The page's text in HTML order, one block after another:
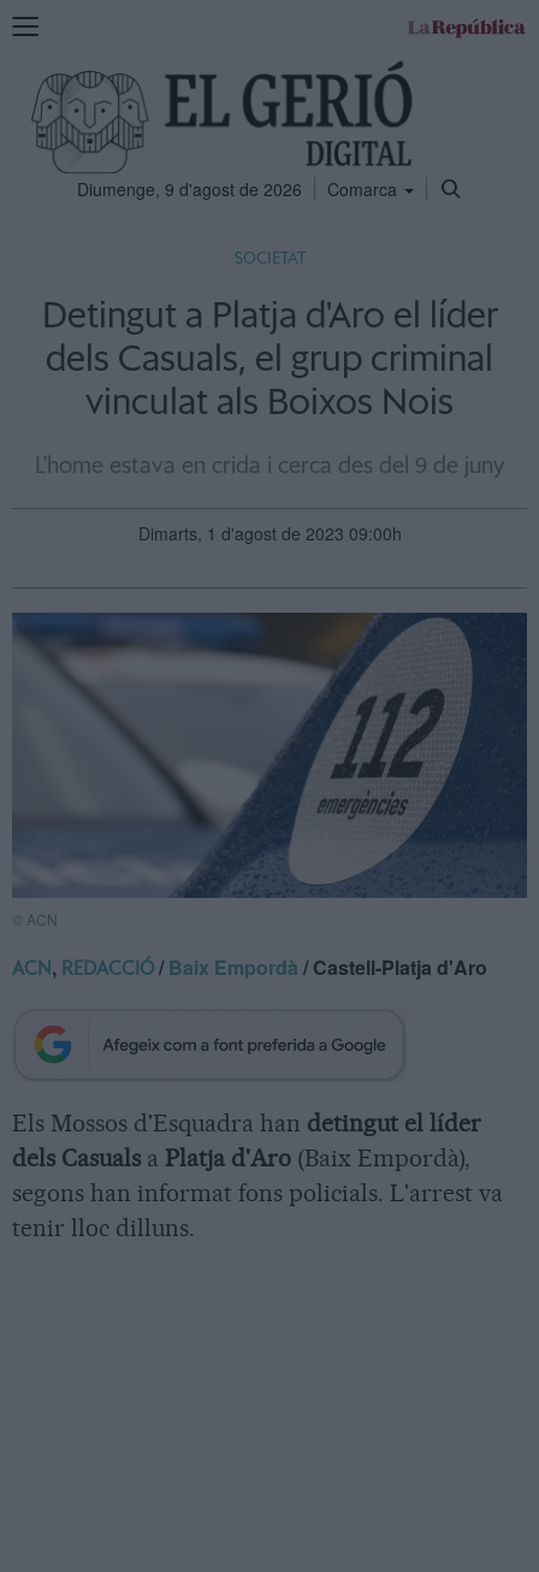
Mostra
navegació
Diumenge, 9 d'agost de 2026 Comarca
SOCIETAT
Detingut a Platja d'Aro el líder
dels Casuals, el grup criminal
vinculat als Boixos Nois
L'home estava en crida i cerca des del 9 de juny
Dimarts, 1 d'agost de 2023 09:00h
© ACN
ACN, REDACCIÓ /Baix Empordà / Castell-Platja d'Aro
Els Mossos d'Esquadra han detingut el líder
dels Casuals a Platja d'Aro (Baix Empordà),
segons han informat fons policials. L'arrest va
tenir lloc dilluns.